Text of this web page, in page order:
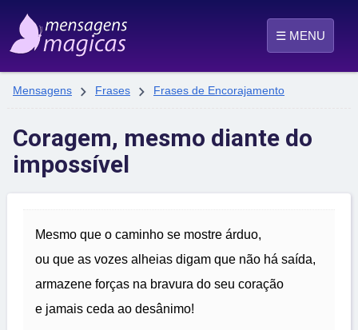
☰ MENU
Mensagens  Frases  Frases de Encorajamento
Coragem, mesmo diante do
impossível
Mesmo que o caminho se mostre árduo,
ou que as vozes alheias digam que não há saída,
armazene forças na bravura do seu coração
e jamais ceda ao desânimo!